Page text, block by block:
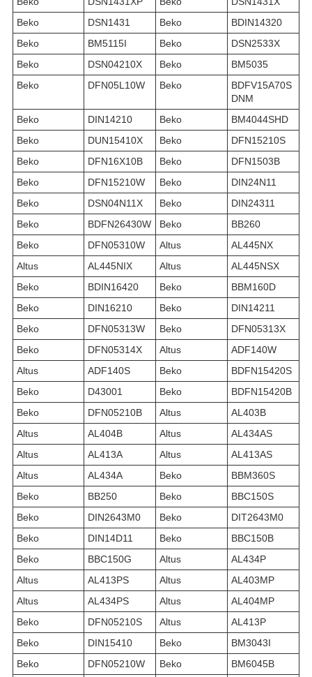
Beko
DSN1431 Beko
BDIN14320
Beko
BM5115I Beko
DSN2533X
Beko
DSN04210X Beko
BM5035
Beko
DFN05L10W Beko
BDFV15A70S
DNM
Beko
DIN14210 Beko
BM4044SHD
Beko
DUN15410X Beko
DFN15210S
Beko
DFN16X10B Beko
DFN1503B
Beko
DFN15210W Beko
DIN24N11
Beko
DSN04N11X Beko
DIN24311
Beko
BDFN26430W Beko
BB260
Beko
DFN05310W Altus
AL445NX
Altus
AL445NIX Altus
AL445NSX
Beko
BDIN16420 Beko
BBM160D
Beko
DIN16210 Beko
DIN14211
Beko
DFN05313W Beko
DFN05313X
Beko
DFN05314X Altus
ADF140W
Altus
ADF140S Beko
BDFN15420S
Beko
D43001 Beko
BDFN15420B
Beko
DFN05210B Altus
AL403B
Altus
AL404B Altus
AL434AS
Altus
AL413A Altus
AL413AS
Altus
AL434A Beko
BBM360S
Beko
BB250 Beko
BBC150S
Beko
DIN2643M0 Beko
DIT2643M0
Beko
DIN14D11 Beko
BBC150B
Beko
BBC150G Altus
AL434P
Altus
AL413PS Altus
AL403MP
Altus
AL434PS Altus
AL404MP
Beko
DFN05210S Altus
AL413P
Beko
DIN15410 Beko
BM3043I
Beko
DFN05210W Beko
BM6045B